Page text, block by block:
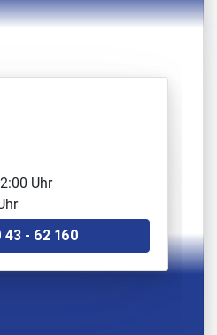
604239
Stephan Lesch
Uhr
43 - 62 160